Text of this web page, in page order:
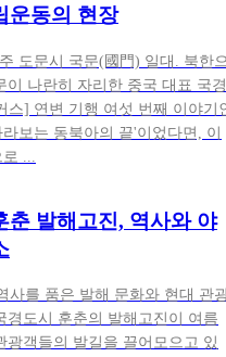
운동의 현장
도문시 국문(國門) 일대. 북한
이 나란히 자리한 중국 대표 국경
스] 연변 기행 여섯 번째 이야기
보는 동북아의 끝'이었다면, 이
...
발해고진, 역사와 야
사를 품은 발해 문화와 현대 관
경도시 훈춘의 발해고진이 여름
객들의 발길을 끌어모으고 있